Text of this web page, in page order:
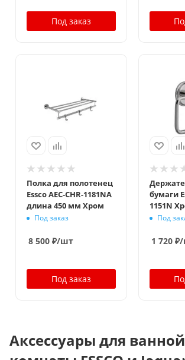
Под заказ
Полка для полотенец
Essco AEC-CHR-1181NA
длина 450 мм Хром
Под заказ
8 500 ₽/шт
Под заказ
бумаги
1151N
Под
1 720₽/
Аксессуары для ванной